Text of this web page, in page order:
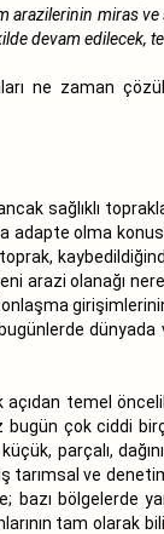
arazilerinin miras
devam edilecek,
ne zaman
sağlıklı
olma
arazi olanağı
temel
çok ciddi
parçalı,
tarımsal ve
bölgelerde
tam olarak